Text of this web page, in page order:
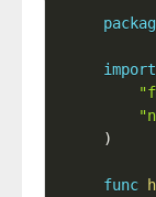
import
)
func